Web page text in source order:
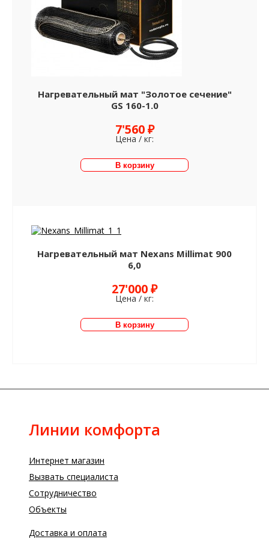
Нагревательный мат "Золотое сечение"
GS 160-1.0
7'560 ₽
Цена / кг:
Нагревательный мат Nexans Millimat 900
6,0
27'000 ₽
Цена / кг:
Линии комфорта
Интернет магазин
Вызвать специалиста
Сотрудничество
Объекты
Доставка и оплата